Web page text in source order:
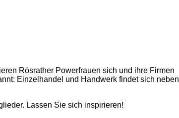
Rösrather Powerfrauen sich und ihre Firmen
Einzelhandel und Handwerk findet sich neben
Lassen Sie sich inspirieren!